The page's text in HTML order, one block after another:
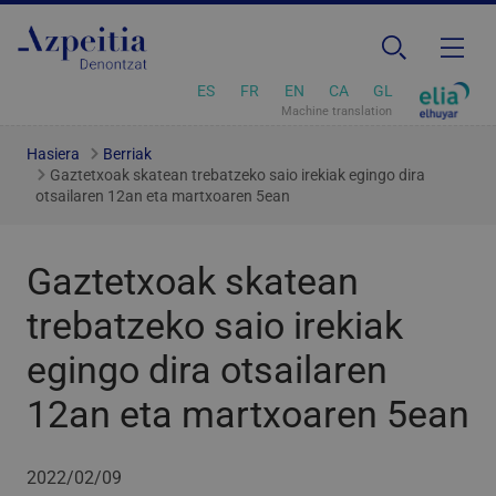
ES FR EN CA GL
Machine translation
Hasiera
Berriak
Gaztetxoak skatean trebatzeko saio irekiak egingo dira
otsailaren 12an eta martxoaren 5ean
Gaztetxoak skatean
trebatzeko saio irekiak
egingo dira otsailaren
12an eta martxoaren 5ean
2022/02/09